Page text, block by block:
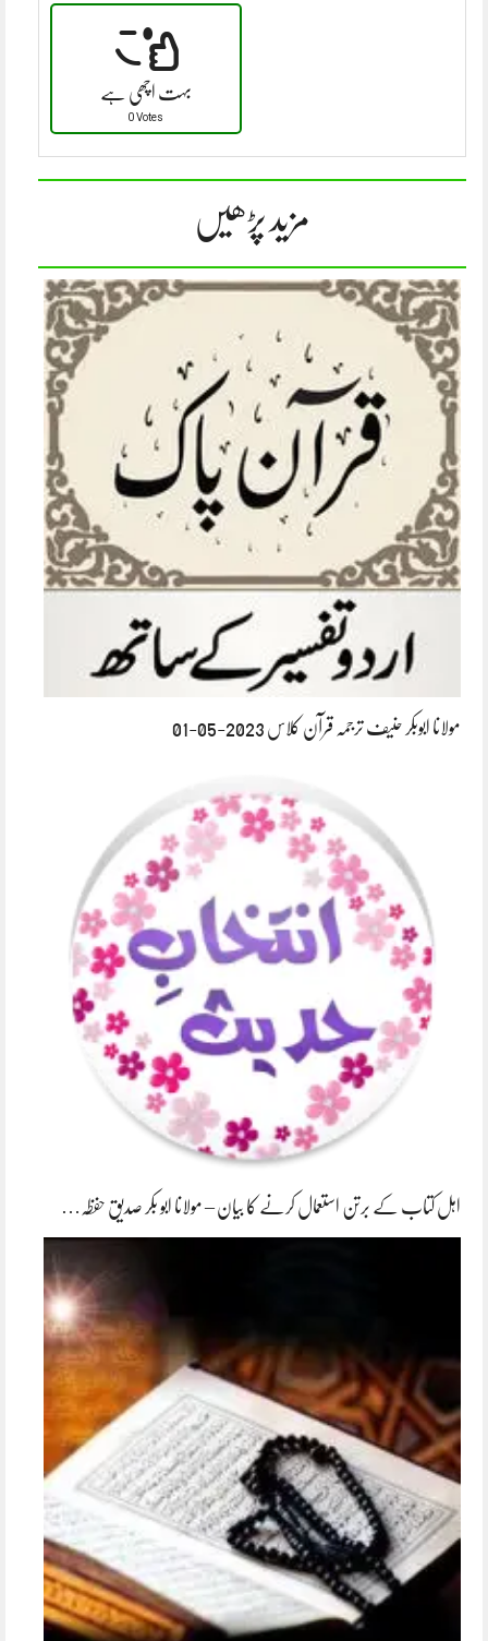
بہت اچھی ہے
0 Votes
مزید پڑھیں
مولانا ابوبکر حنیف ترجمہ قرآن کلاس 2023-05-01
اہل کتاب کے برتن استعمال کرنے کا بیان – مولانا ابو بکر صدیق حفظہ…